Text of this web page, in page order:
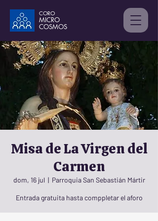
CORO
MICRO
COSMOS
Misa de La Virgen del
Carmen
dom, 16 jul
  |
Parroquia San Sebastián Mártir
Entrada gratuita hasta comppletar el aforo